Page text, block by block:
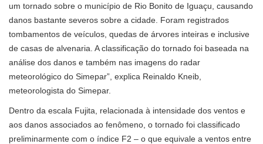
um tornado sobre o município de Rio Bonito de Iguaçu, causando
danos bastante severos sobre a cidade. Foram registrados
tombamentos de veículos, quedas de árvores inteiras e inclusive
de casas de alvenaria. A classificação do tornado foi baseada na
análise dos danos e também nas imagens do radar
meteorológico do Simepar”, explica Reinaldo Kneib,
meteorologista do Simepar.
Dentro da escala Fujita, relacionada à intensidade dos ventos e
aos danos associados ao fenômeno, o tornado foi classificado
preliminarmente com o índice F2 – o que equivale a ventos entre